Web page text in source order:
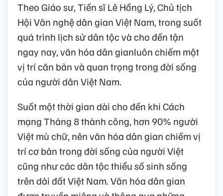
Theo Giáo sư, Tiến sĩ Lê Hồng Lý, Chủ tịch
Hội Văn nghệ dân gian Việt Nam, trong suốt
quá trình lịch sử dân tộc và cho đến tận
ngay nay, văn hóa dân gianluôn chiếm một
vị trí căn bản và quan trọng trong đời sống
của người dân Việt Nam.
Suốt một thời gian dài cho đến khi Cách
mạng Tháng 8 thành công, hơn 90% người
Việt mù chữ, nên văn hóa dân gian chiếm vị
trí cơ bản trong đời sống của người Việt
cũng như các dân tộc thiểu số sinh sống
trên dải đất Việt Nam. Văn hóa dân gian